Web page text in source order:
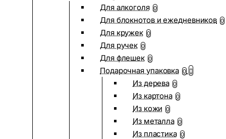
Для алкоголя 0
Для блокнотов и ежедневников 0
Для кружек 0
Для ручек 0
Для флешек 0
Подарочная упаковка 0
Из дерева 0
Из картона 0
Из кожи 0
Из металла 0
Из пластика 0